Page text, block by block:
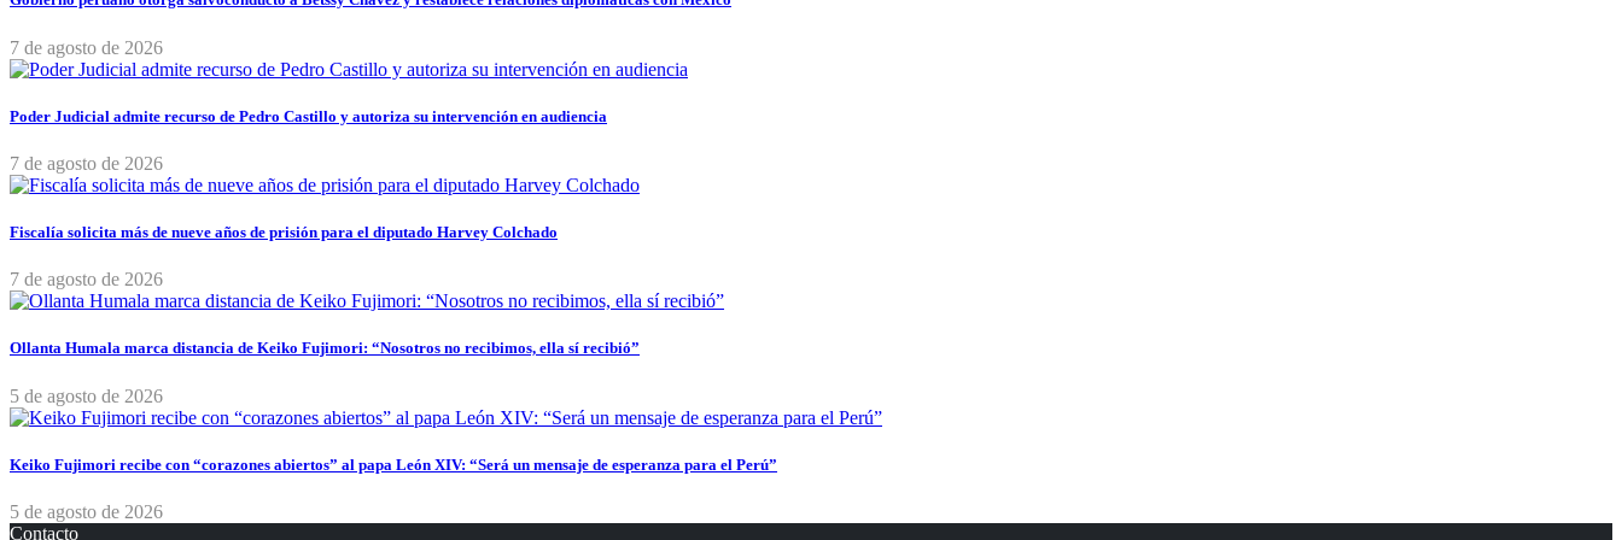
7 de agosto de 2026
Poder Judicial admite recurso de Pedro Castillo y autoriza su intervención en audiencia
7 de agosto de 2026
Fiscalía solicita más de nueve años de prisión para el diputado Harvey Colchado
7 de agosto de 2026
Ollanta Humala marca distancia de Keiko Fujimori: “Nosotros no recibimos, ella sí recibió”
5 de agosto de 2026
Keiko Fujimori recibe con “corazones abiertos” al papa León XIV: “Será un mensaje de esperanza para el Perú”
5 de agosto de 2026
Contacto